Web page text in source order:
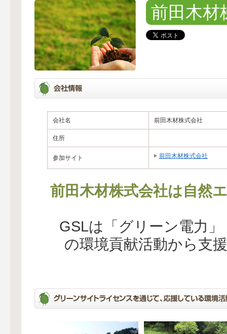
前田木材
会社名 前田木材株式会社
住所
参加サイト 前田木材株式会社
前田木材株式会社は自然
GSLは「グリーン電力
の環境貢献活動から支